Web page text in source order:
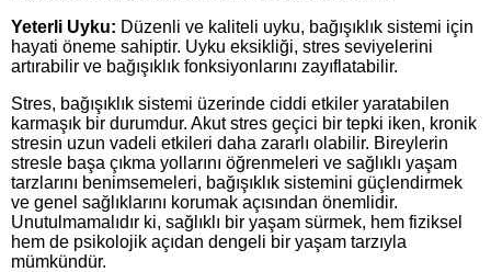
Yeterli Uyku: Düzenli ve kaliteli uyku, bağışıklık sistemi için
hayati öneme sahiptir. Uyku eksikliği, stres seviyelerini
artırabilir ve bağışıklık fonksiyonlarını zayıflatabilir.
Stres, bağışıklık sistemi üzerinde ciddi etkiler yaratabilen
karmaşık bir durumdur. Akut stres geçici bir tepki iken, kronik
stresin uzun vadeli etkileri daha zararlı olabilir. Bireylerin
stresle başa çıkma yollarını öğrenmeleri ve sağlıklı yaşam
tarzlarını benimsemeleri, bağışıklık sistemini güçlendirmek
ve genel sağlıklarını korumak açısından önemlidir.
Unutulmamalıdır ki, sağlıklı bir yaşam sürmek, hem fiziksel
hem de psikolojik açıdan dengeli bir yaşam tarzıyla
mümkündür.